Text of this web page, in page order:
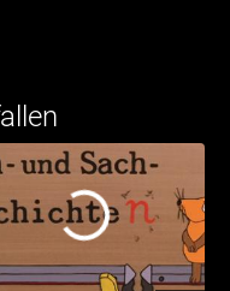
verbinden will. Die
Das Erste sendet
in der Nacht von
Juni 2026 um 02:20
die sich den
Korrespondent
Claudia Buckenmaier